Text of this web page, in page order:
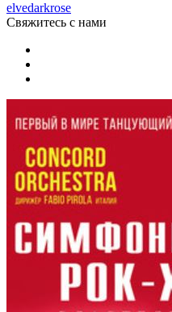
elvedarkrose
Свяжитесь с нами